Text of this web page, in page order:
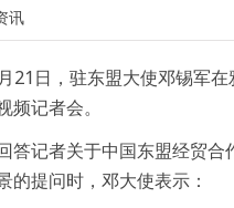
讯
21日，驻东盟大使邓锡军
频记者会。
答记者关于中国东盟经贸合
的提问时，邓大使表示：